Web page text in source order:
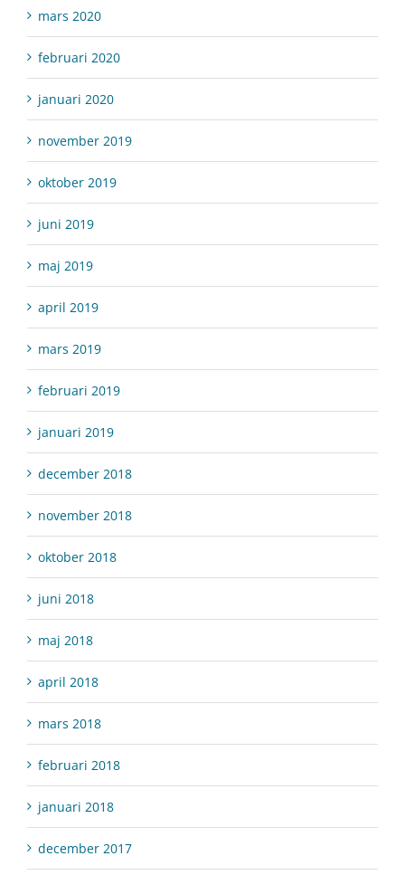
mars 2020
februari 2020
januari 2020
november 2019
oktober 2019
juni 2019
maj 2019
april 2019
mars 2019
februari 2019
januari 2019
december 2018
november 2018
oktober 2018
juni 2018
maj 2018
april 2018
mars 2018
februari 2018
januari 2018
december 2017